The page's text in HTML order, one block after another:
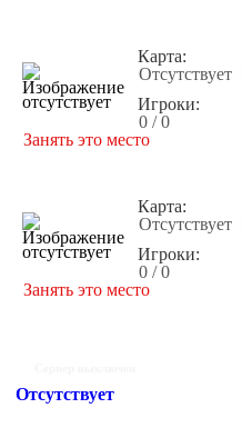
Карта:
Отсутствует
Игроки:
0 / 0
Занять это место
Карта:
Отсутствует
Игроки:
0 / 0
Занять это место
Отсутствует